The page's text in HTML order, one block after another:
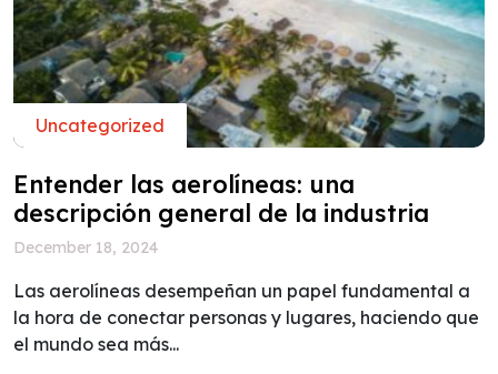
Uncategorized
Entender las aerolíneas: una
descripción general de la industria
December 18, 2024
Las aerolíneas desempeñan un papel fundamental a
la hora de conectar personas y lugares, haciendo que
el mundo sea más...